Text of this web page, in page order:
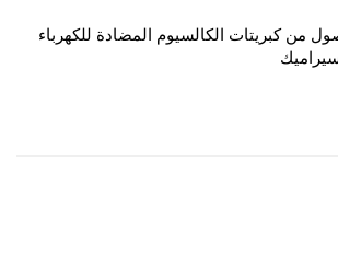
من كبريتات الكالسيوم المضادة للكهرباء